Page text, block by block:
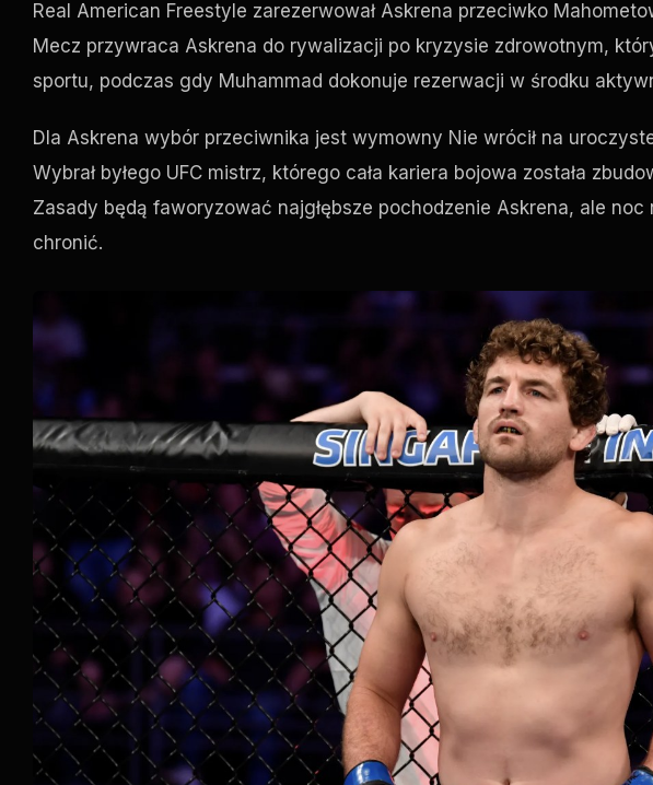
Real American Freestyle zarezerwował Askrena przeciwko
Mecz przywraca Askrena do rywalizacji po kryzysie zdrowotnym,
sportu, podczas gdy Muhammad dokonuje rezerwacji w środku
Dla Askrena wybór przeciwnika jest wymowny Nie wrócił na
Wybrał byłego UFC mistrz, którego cała kariera bojowa została
Zasady będą faworyzować najgłębsze pochodzenie Askrena, ale
chronić.